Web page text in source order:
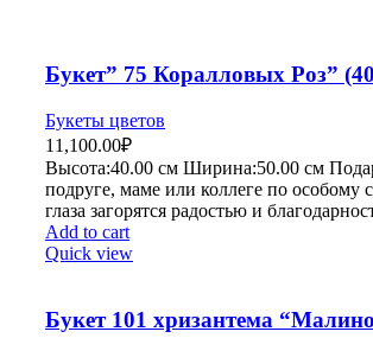
Букет” 75 Коралловых Роз”
Букеты цветов
11,100.00₽
Высота:40.00 см Ширина:50.00 см
подруге, маме или коллеге по особому
глаза загорятся радостью и
Add to cart
Quick view
Букет 101 хризантема